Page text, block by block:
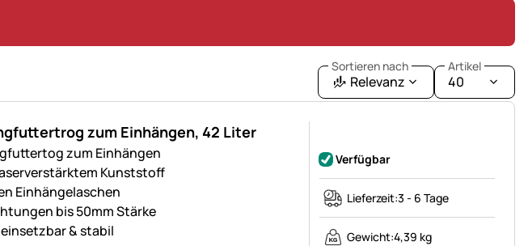
Sortieren nach
Relevanz
Artikel
40
zum Einhängen, 42 Liter
zum Einhängen
Kunststoff
Einhängelaschen
bis 50mm Stärke
& stabil
Verfügbar
Lieferzeit:3 - 6 Tage
Gewicht:4,39 kg